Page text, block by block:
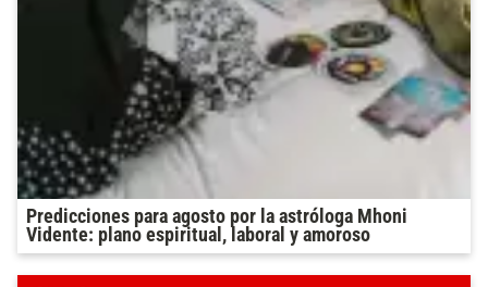
Predicciones para agosto por la astróloga Mhoni
Vidente: plano espiritual, laboral y amoroso